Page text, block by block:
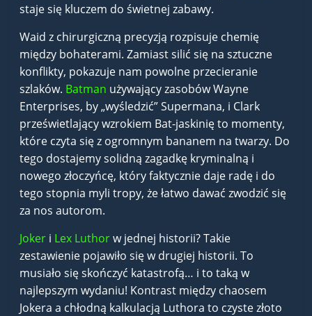
staje się kluczem do świetnej zabawy.
Waid z chirurgiczną precyzją rozpisuje chemię
między bohaterami. Zamiast silić się na sztuczne
konflikty, pokazuje nam powolne przecieranie
szlaków. Batman używający zasobów Wayne
Enterprises, by „wyśledzić” Supermana, i Clark
prześwietlający wzrokiem Bat-jaskinię to momenty,
które czyta się z ogromnym bananem na twarzy. Do
tego dostajemy solidną zagadkę kryminalną i
nowego złoczyńcę, który faktycznie daje radę i do
tego stopnia myli tropy, że łatwo dawać zwodzić się
za nos autorom.
Joker i Lex Luthorw jednej historii? Takie
zestawienie pojawiło się w drugiej historii. To
musiało się skończyć katastrofą… i to taką w
najlepszym wydaniu! Kontrast między chaosem
Jokera a chłodną kalkulacją Luthora to czyste złoto